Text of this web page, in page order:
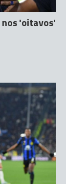
'oitavos'